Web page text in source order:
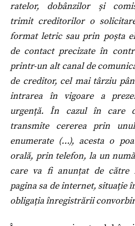
ratelor, dobânzilor și
trimit creditorilor o
format letric sau prin poșta
de contact precizate în
printr-un alt canal de
de creditor, cel mai târziu
intrarea în vigoare a
urgență. În cazul în care
transmite cererea prin
enumerate (…), acesta o
orală, prin telefon, la un
care va fi anunțat de către
pagina sa de internet, situație
obligația înregistrării